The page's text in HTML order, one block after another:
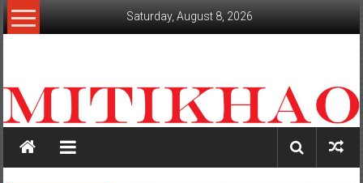
Skip
to
Saturday, August 8, 2026
สะท้อน
ลึก
เหลี่ยม
มุม